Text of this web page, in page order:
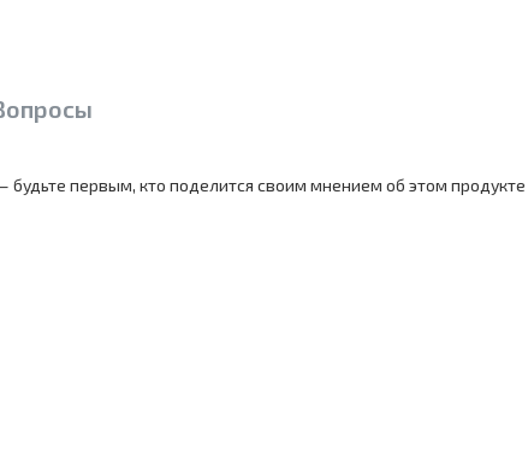
будьте первым, кто поделится своим мнением об этом продукте